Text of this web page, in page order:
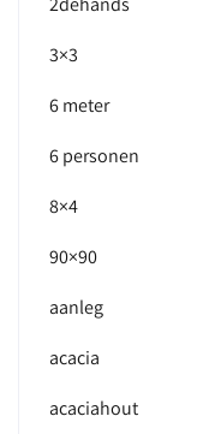
3×3
6 meter
6 personen
8×4
90×90
aanleg
acacia
acaciahout